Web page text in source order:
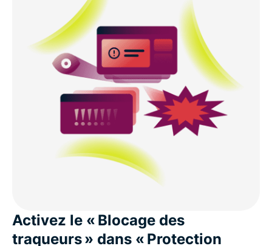
Activez le « Blocage des
traqueurs » dans « Protection